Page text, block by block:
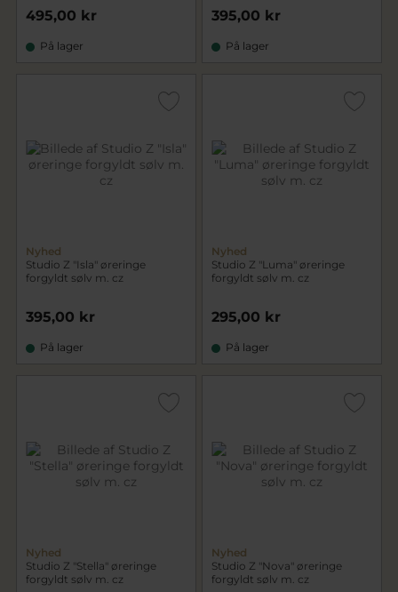
495,00 kr
På lager
395,00 kr
På lager
Nyhed
Studio Z "Isla" øreringe
forgyldt sølv m. cz
395,00 kr
På lager
Nyhed
Studio Z "Luma" øreringe
forgyldt sølv m. cz
295,00 kr
På lager
Nyhed
Studio Z "Stella" øreringe
forgyldt sølv m. cz
Nyhed
Studio Z "Nova" øreringe
forgyldt sølv m. cz